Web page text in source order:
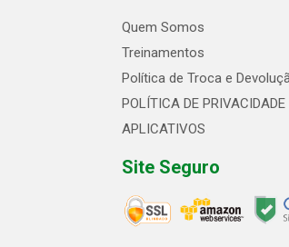
Quem Somos
Treinamentos
Política de Troca e
POLÍTICA DE PRIVACIDADE
APLICATIVOS
Site Seguro